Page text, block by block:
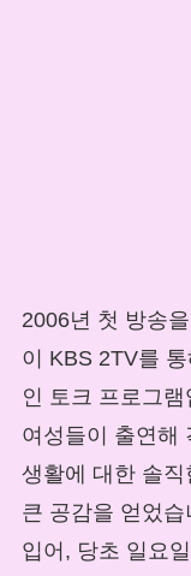
2006년 첫 방송
이 KBS 2TV를
인 토크 프로그
여성들이 출연해
생활에 대한 솔직
큰 공감을 얻었
입어, 당초 일요